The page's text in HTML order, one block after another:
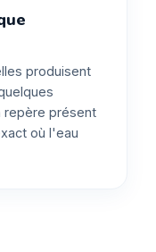
produisent
repère présent
où l'eau